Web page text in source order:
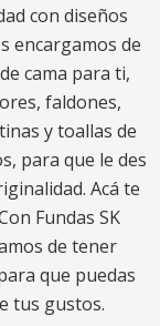
con diseños
encargamos de
cama para ti,
faldones,
y toallas de
para que le des
Acá te
Fundas SK
de tener
que puedas
tus gustos.